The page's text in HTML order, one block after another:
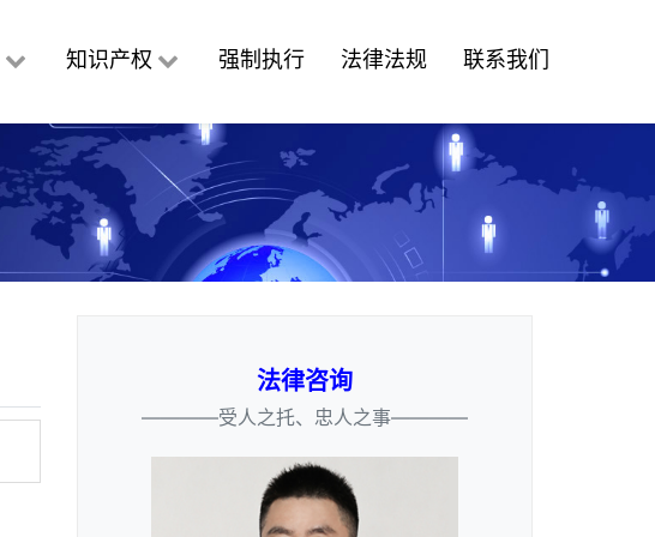
知识产权 强制执行 法律法规 联系我们
法律咨询
————受人之托、忠人之事————